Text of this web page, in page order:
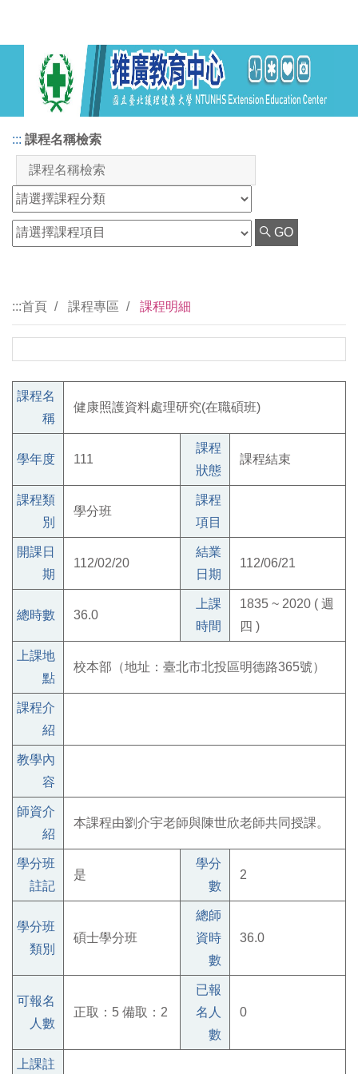
::: 課程名稱檢索
GO
:::首頁 課程專區 課程明細
課程名
稱
健康照護資料處理研究(在職碩班)
學年度 111
課程
狀態
課程結束
課程類
別
學分班
課程
項目
開課日
期
112/02/20
結業
日期
112/06/21
總時數 36.0
上課
時間
1835 ~ 2020 ( 週
四 )
上課地
點
校本部（地址：臺北市北投區明德路365號）
課程介
紹
教學內
容
師資介
紹
本課程由劉介宇老師與陳世欣老師共同授課。
學分班
註記
是
學分
數
2
學分班
類別
碩士學分班
總師
資時
數
36.0
可報名
人數
正取：5 備取：2
已報
名人
數
0
上課註